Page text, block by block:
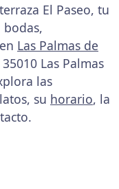
El Paseo, tu
bodas,
Las Palmas de
Las Palmas
las
su horario, la